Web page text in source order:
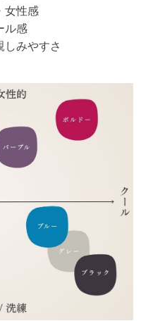
女性感
ル感
しみやすさ